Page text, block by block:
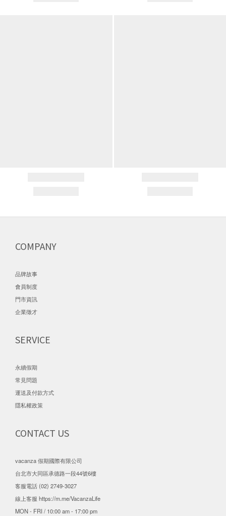
COMPANY
品牌故事
會員制度
門市資訊
企業徵才
SERVICE
永續假期
常見問題
運送及付款方式
隱私權政策
CONTACT US
vacanza 假期國際有限公司
台北市大同區承德路一段44號6樓
客服電話 (02) 2749-3027
線上客服 https://m.me/VacanzaLife
MON - FRI / 10:00 am - 17:00 pm